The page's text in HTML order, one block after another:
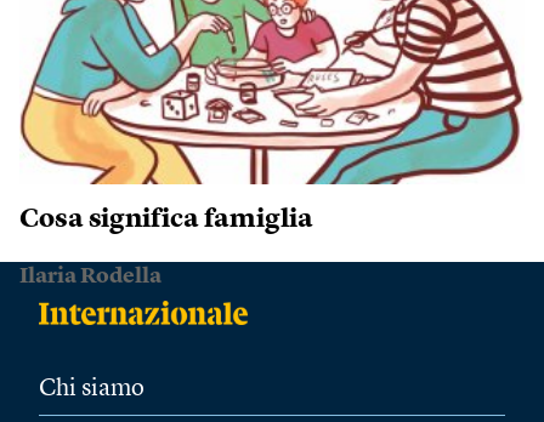
Cosa significa famiglia
Ilaria Rodella
Chi siamo